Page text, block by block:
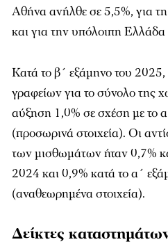
Αθήνα ανήλθε σε 5,5%, για
και για την υπόλοιπη
Κατά το β΄ εξάμηνο του
γραφείων για το σύνολο της
αύξηση 1,0% σε σχέση με το
(προσωρινά στοιχεία). Οι
των μισθωμάτων ήταν 0,7%
2024 και 0,9% κατά το α΄
(αναθεωρημένα στοιχεία).
Δείκτες